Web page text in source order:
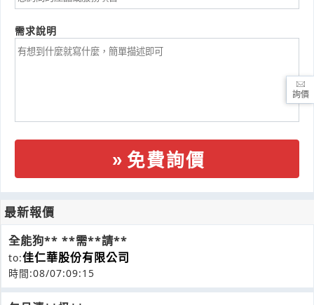
需求說明
免費詢價
最新報價
全能狗** **需**請**
to:佳仁華股份有限公司
時間:08/07:09:15
詢價